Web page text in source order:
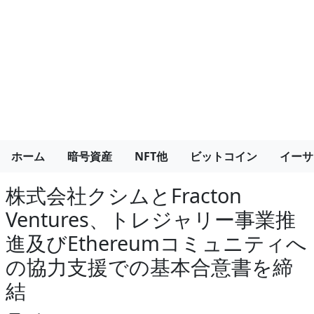
ホーム 暗号資産 NFT他 ビットコイン イー
株式会社クシムとFracton
Ventures、トレジャリー事業推
進及びEthereumコミュニティへ
の協力支援での基本合意書を締
結